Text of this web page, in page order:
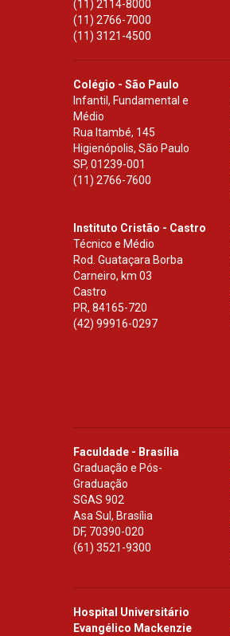
(11) 2114-8000
(11) 2766-7000
(11) 3121-4500
Colégio - São Paulo
Infantil, Fundamental e
Médio
Rua Itambé, 145
Higienópolis, São Paulo
SP, 01239-001
(11) 2766-7600
Instituto Cristão - Castro
Técnico e Médio
Rod. Guataçara Borba
Carneiro, km 03
Castro
PR, 84165-720
(42) 99916-0297
Faculdade - Brasília
Graduação e Pós-
Graduação
SGAS 902
Asa Sul, Brasília
DF, 70390-020
(61) 3521-9300
Hospital Universitário
Evangélico Mackenzie